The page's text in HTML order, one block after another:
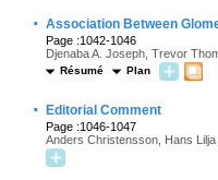
· Association Between
Page :1042-1046
Djenaba A. Joseph, Trevor
Résumé Plan
· Editorial Comment
Page :1046-1047
Anders Christensson, Hans Lilja